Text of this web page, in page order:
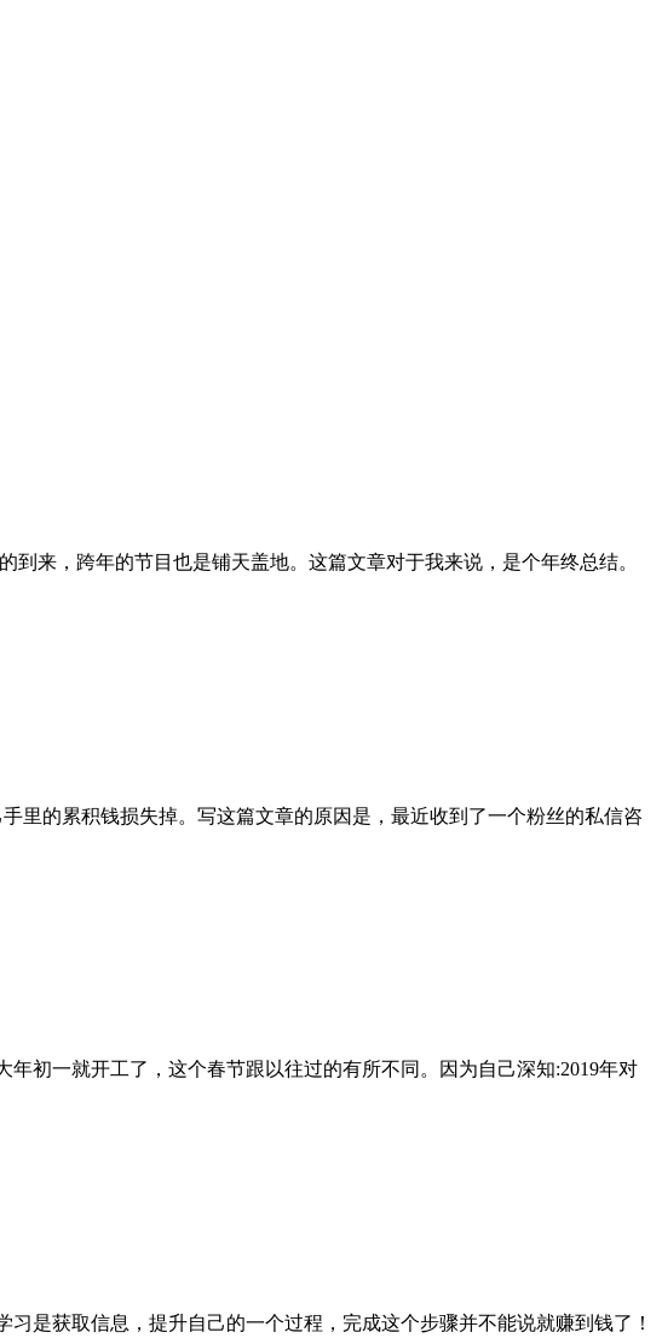
到来，跨年的节目也是铺天盖地。这篇文章对于我来说，是个年终总结。
里的累积钱损失掉。写这篇文章的原因是，最近收到了一个粉丝的私信咨
初一就开工了，这个春节跟以往过的有所不同。因为自己深知:2019年对
是获取信息，提升自己的一个过程，完成这个步骤并不能说就赚到钱了！